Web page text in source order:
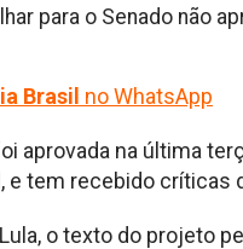
para o Senado não
Brasil no WhatsApp
aprovada na última
e tem recebido críticas
o texto do projeto